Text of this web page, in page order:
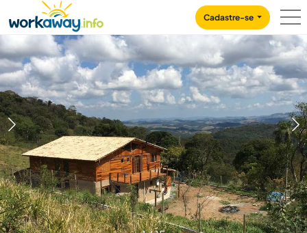
CONTENT
MAIN NAVIGATION
Cadastre-se